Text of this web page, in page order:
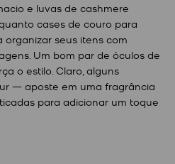
e luvas de cashmere
cases de couro para
seus itens com
Um bom par de óculos de
o estilo. Claro, alguns
— aposte em uma fragrância
para adicionar um toque